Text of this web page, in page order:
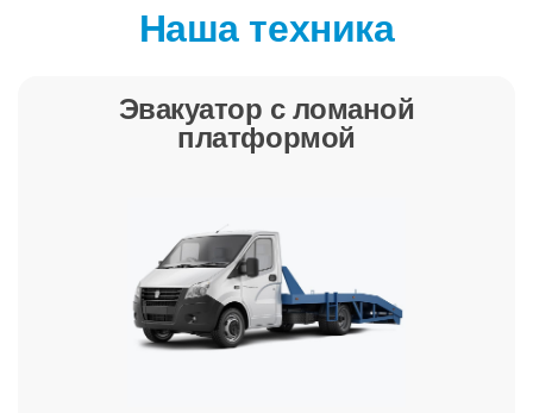
Наша техника
Эвакуатор с ломаной
платформой